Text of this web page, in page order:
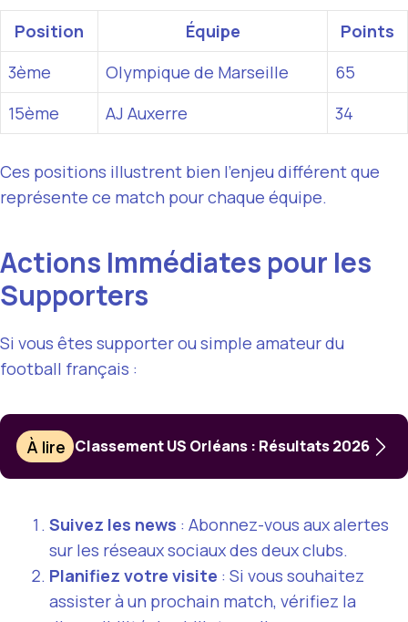
Position Équipe
Points
3ème
Olympique de Marseille
65
15ème
AJ Auxerre 34
Ces positions illustrent bien l’enjeu différent que
représente ce match pour chaque équipe.
Actions Immédiates pour les
Supporters
Si vous êtes supporter ou simple amateur du
football français :
À lire Classement US Orléans : Résultats 2026
Suivez les news : Abonnez-vous aux alertes
sur les réseaux sociaux des deux clubs.
Planifiez votre visite : Si vous souhaitez
assister à un prochain match, vérifiez la